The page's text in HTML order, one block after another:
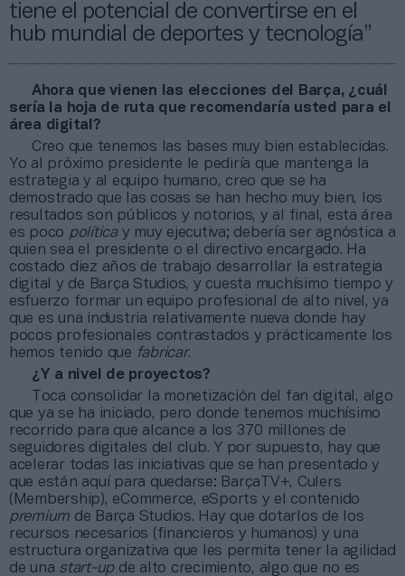
tiene el potencial de convertirse en el
hub mundial de deportes y tecnología”
Ahora que vienen las elecciones del Barça, ¿cuál
sería la hoja de ruta que recomendaría usted para el
área digital?
Creo que tenemos las bases muy bien establecidas.
Yo al próximo presidente le pediría que mantenga la
estrategia y al equipo humano, creo que se ha
demostrado que las cosas se han hecho muy bien, los
resultados son públicos y notorios, y al final, esta área
es poco políticay muy ejecutiva; debería ser agnóstica a
quien sea el presidente o el directivo encargado. Ha
costado diez años de trabajo desarrollar la estrategia
digital y de Barça Studios, y cuesta muchísimo tiempo y
esfuerzo formar un equipo profesional de alto nivel, ya
que es una industria relativamente nueva donde hay
pocos profesionales contrastados y prácticamente los
hemos tenido que fabricar.
¿Y a nivel de proyectos?
Toca consolidar la monetización del fan digital, algo
que ya se ha iniciado, pero donde tenemos muchísimo
recorrido para que alcance a los 370 millones de
seguidores digitales del club. Y por supuesto, hay que
acelerar todas las iniciativas que se han presentado y
que están aquí para quedarse: BarçaTV+, Culers
(Membership), eCommerce, eSports y el contenido
premium de Barça Studios. Hay que dotarlos de los
recursos necesarios (financieros y humanos) y una
estructura organizativa que les permita tener la agilidad
de una start-upde alto crecimiento, algo que no es